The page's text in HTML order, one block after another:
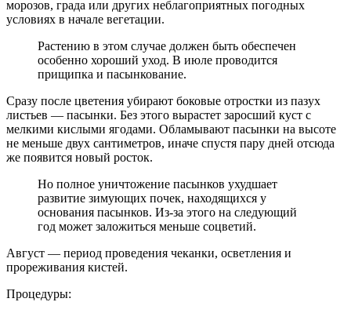
морозов, града или других неблагоприятных погодных
условиях в начале вегетации.
Растению в этом случае должен быть обеспечен
особенно хороший уход. В июле проводится
прищипка и пасынкование.
Сразу после цветения убирают боковые отростки из пазух
листьев — пасынки. Без этого вырастет заросший куст с
мелкими кислыми ягодами. Обламывают пасынки на высоте
не меньше двух сантиметров, иначе спустя пару дней отсюда
же появится новый росток.
Но полное уничтожение пасынков ухудшает
развитие зимующих почек, находящихся у
основания пасынков. Из-за этого на следующий
год может заложиться меньше соцветий.
Август — период проведения чеканки, осветления и
прореживания кистей.
Процедуры: